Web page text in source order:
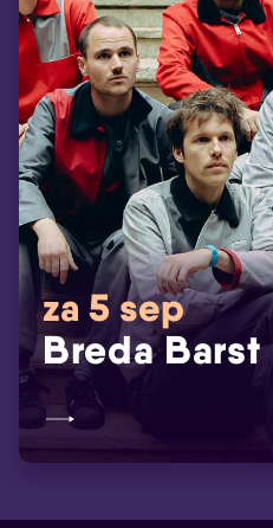
za 5 sep
Breda Barst